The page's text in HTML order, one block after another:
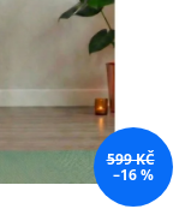
599 KČ
–16 %